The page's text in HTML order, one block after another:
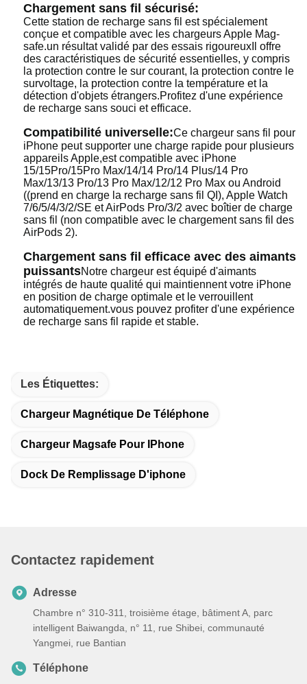
Chargement sans fil sécurisé:
Cette station de recharge sans fil est spécialement
conçue et compatible avec les chargeurs Apple Mag-
safe.un résultat validé par des essais rigoureuxIl offre
des caractéristiques de sécurité essentielles, y compris
la protection contre le sur courant, la protection contre le
survoltage, la protection contre la température et la
détection d'objets étrangers.Profitez d'une expérience
de recharge sans souci et efficace.
Compatibilité universelle:Ce chargeur sans fil pour
iPhone peut supporter une charge rapide pour plusieurs
appareils Apple,est compatible avec iPhone
15/15Pro/15Pro Max/14/14 Pro/14 Plus/14 Pro
Max/13/13 Pro/13 Pro Max/12/12 Pro Max ou Android
((prend en charge la recharge sans fil QI), Apple Watch
7/6/5/4/3/2/SE et AirPods Pro/3/2 avec boîtier de charge
sans fil (non compatible avec le chargement sans fil des
AirPods 2).
Chargement sans fil efficace avec des aimants
puissantsNotre chargeur est équipé d'aimants
intégrés de haute qualité qui maintiennent votre iPhone
en position de charge optimale et le verrouillent
automatiquement.vous pouvez profiter d'une expérience
de recharge sans fil rapide et stable.
Les Étiquettes:
Chargeur Magnétique De Téléphone
Chargeur Magsafe Pour IPhone
Dock De Remplissage D'iphone
Contactez rapidement
Adresse
Chambre n° 310-311, troisième étage, bâtiment A, parc
intelligent Baiwangda, n° 11, rue Shibei, communauté
Yangmei, rue Bantian
Téléphone